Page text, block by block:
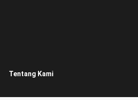
Tentang Kami